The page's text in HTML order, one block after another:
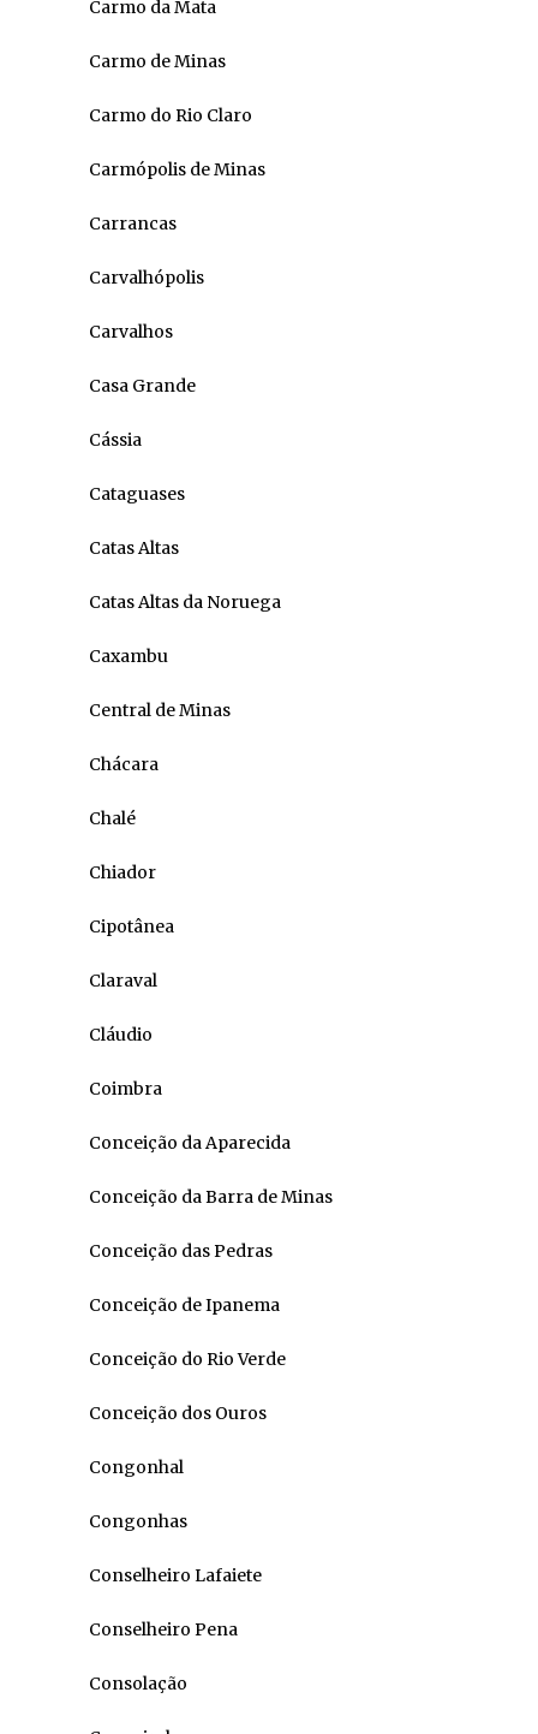
Carmo da Mata
Carmo de Minas
Carmo do Rio Claro
Carmópolis de Minas
Carrancas
Carvalhópolis
Carvalhos
Casa Grande
Cássia
Cataguases
Catas Altas
Catas Altas da Noruega
Caxambu
Central de Minas
Chácara
Chalé
Chiador
Cipotânea
Claraval
Cláudio
Coimbra
Conceição da Aparecida
Conceição da Barra de Minas
Conceição das Pedras
Conceição de Ipanema
Conceição do Rio Verde
Conceição dos Ouros
Congonhal
Congonhas
Conselheiro Lafaiete
Conselheiro Pena
Consolação